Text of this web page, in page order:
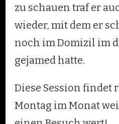
zu schauen traf er
wieder, mit dem er
noch im Domizil im
gejamed hatte.
Diese Session findet
Montag im Monat